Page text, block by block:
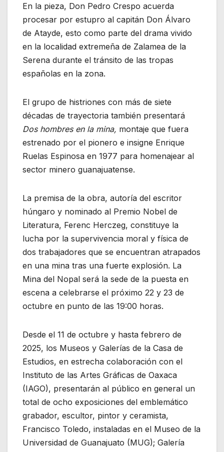
En la pieza, Don Pedro Crespo acuerda
procesar por estupro al capitán Don Álvaro
de Atayde, esto como parte del drama vivido
en la localidad extremeña de Zalamea de la
Serena durante el tránsito de las tropas
españolas en la zona.
El grupo de histriones con más de siete
décadas de trayectoria también presentará
Dos hombres en la mina, montaje que fuera
estrenado por el pionero e insigne Enrique
Ruelas Espinosa en 1977 para homenajear al
sector minero guanajuatense.
La premisa de la obra, autoría del escritor
húngaro y nominado al Premio Nobel de
Literatura, Ferenc Herczeg, constituye la
lucha por la supervivencia moral y física de
dos trabajadores que se encuentran atrapados
en una mina tras una fuerte explosión. La
Mina del Nopal será la sede de la puesta en
escena a celebrarse el próximo 22 y 23 de
octubre en punto de las 19:00 horas.
Desde el 11 de octubre y hasta febrero de
2025, los Museos y Galerías de la Casa de
Estudios, en estrecha colaboración con el
Instituto de las Artes Gráficas de Oaxaca
(IAGO), presentarán al público en general un
total de ocho exposiciones del emblemático
grabador, escultor, pintor y ceramista,
Francisco Toledo, instaladas en el Museo de la
Universidad de Guanajuato (MUG); Galería